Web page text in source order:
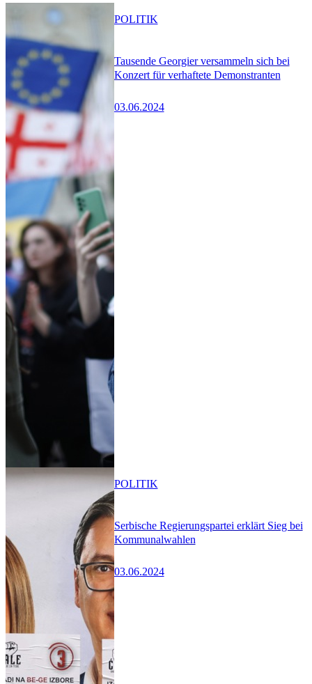
Tausende Georgier versammeln sich bei
Konzert für verhaftete Demonstranten
03.06.2024
POLITIK
Serbische Regierungspartei erklärt Sieg bei
Kommunalwahlen
03.06.2024
POLITIK